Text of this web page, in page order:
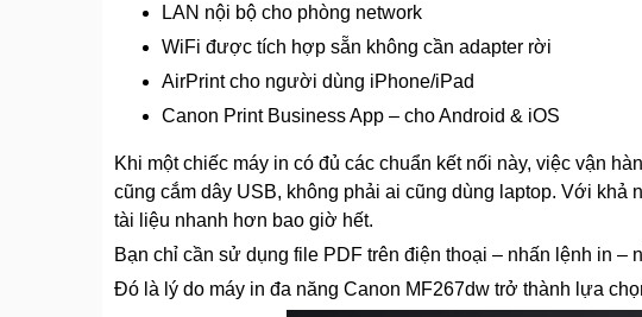
LAN nội bộ cho phòng network
WiFi được tích hợp sẵn không cần adapter rời
AirPrint cho người dùng iPhone/iPad
Canon Print Business App – cho Android & iOS
Khi một chiếc máy in có đủ các chuẩn kết nối này, việc vận
cũng cắm dây USB, không phải ai cũng dùng laptop. Với khả
tài liệu nhanh hơn bao giờ hết.
Bạn chỉ cần sử dụng file PDF trên điện thoại – nhấn lệnh in –
Đó là lý do máy in đa năng Canon MF267dw trở thành lựa